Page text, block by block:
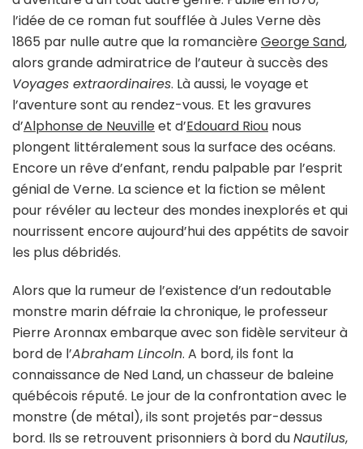
l’idée de ce roman fut soufflée à Jules Verne dès
1865 par nulle autre que la romancièreGeorge Sand,
alors grande admiratrice de l’auteur à succès des
Voyages extraordinaires. Là aussi, le voyage et
l’aventure sont au rendez-vous. Et les gravures
d’Alphonse de Neuvilleet d’Edouard Riou nous
plongent littéralement sous la surface des océans.
Encore un rêve d’enfant, rendu palpable par l’esprit
génial de Verne. La science et la fiction se mêlent
pour révéler au lecteur des mondes inexplorés et qui
nourrissent encore aujourd’hui des appétits de savoir
les plus débridés.
Alors que la rumeur de l’existence d’un redoutable
monstre marin défraie la chronique, le professeur
Pierre Aronnax embarque avec son fidèle serviteur à
bord de l’Abraham Lincoln. A bord, ils font la
connaissance de Ned Land, un chasseur de baleine
québécois réputé. Le jour de la confrontation avec le
monstre (de métal), ils sont projetés par-dessus
bord. Ils se retrouvent prisonniers à bord duNautilus,